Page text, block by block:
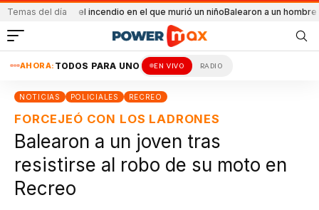
Temas del día
el incendio en el que murió un niñoBalearon a un hombre en un
AHORA: TODOS PARA UNO EN VIVO RADIO
NOTICIAS POLICIALES RECREO
FORCEJEÓ CON LOS LADRONES
Balearon a un joven tras
resistirse al robo de su moto en
Recreo